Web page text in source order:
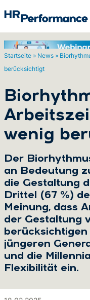
Startseite » News »
berücksichtigt
wenig
Der
an Bedeutung
die Gestaltung
Drittel (67 %)
Meinung, dass
der Gestaltung
jüngeren
und die
Flexibilität ein.